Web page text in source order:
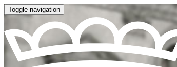
Toggle navigation